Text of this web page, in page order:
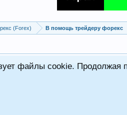
(Forex) В помощь трейдеру форекс
файлы cookie.